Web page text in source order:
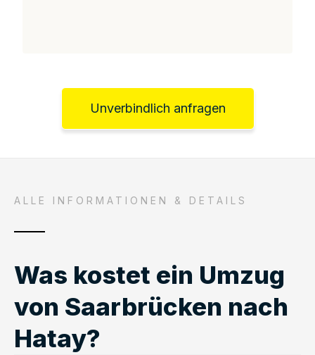
Unverbindlich anfragen
ALLE INFORMATIONEN & DETAILS
Was kostet ein Umzug
von Saarbrücken nach
Hatay?